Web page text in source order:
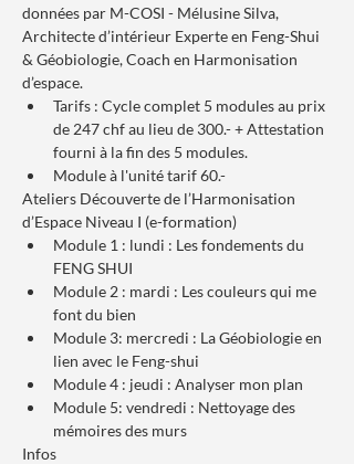
données par M-COSI - Mélusine Silva,
Architecte d’intérieur Experte en Feng-Shui
& Géobiologie, Coach en Harmonisation
d’espace.
Tarifs : Cycle complet 5 modules au prix
de 247 chf au lieu de 300.- + Attestation
fourni à la fin des 5 modules.
Module à l'unité tarif 60.-
Ateliers Découverte de l’Harmonisation
d’Espace Niveau I (e-formation)
Module 1 : lundi : Les fondements du
FENG SHUI
Module 2 : mardi : Les couleurs qui me
font du bien
Module 3: mercredi : La Géobiologie en
lien avec le Feng-shui
Module 4 : jeudi : Analyser mon plan
Module 5: vendredi : Nettoyage des
mémoires des murs
Infos